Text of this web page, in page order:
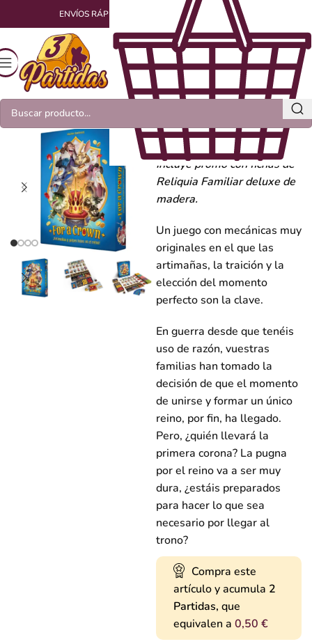
ENVÍOS RÁPIDOS Y EMPAQUETADOS CON AMOR
For a Crown +
promo
Incluye promo con fichas de
Reliquia Familiar deluxe de
madera.
Un juego con mecánicas muy
originales en el que las
artimañas, la traición y la
elección del momento
perfecto son la clave.
En guerra desde que tenéis
uso de razón, vuestras
familias han tomado la
decisión de que el momento
de unirse y formar un único
reino, por fin, ha llegado.
Pero, ¿quién llevará la
primera corona? La pugna
por el reino va a ser muy
dura, ¿estáis preparados
para hacer lo que sea
necesario por llegar al
trono?
Compra este
artículo y acumula 2
Partidas, que
equivalen a 0,50 €